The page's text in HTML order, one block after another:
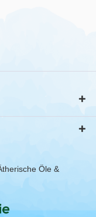
Öle &